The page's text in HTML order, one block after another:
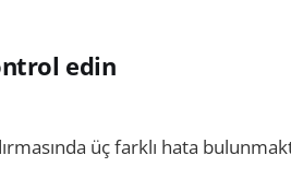
edin
üç farklı hata